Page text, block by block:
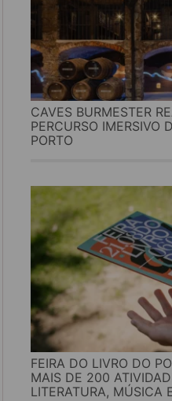
CAVES BURMESTER
PERCURSO IMERSIVO
PORTO
FEIRA DO LIVRO DO
MAIS DE 200
LITERATURA, MÚSICA